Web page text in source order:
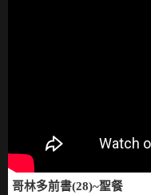
哥林多前書(28)~聖餐